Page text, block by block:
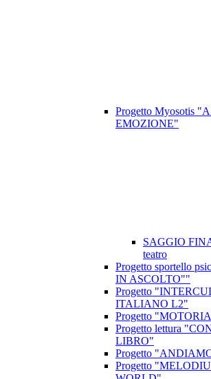
Progetto Myosotis
EMOZIONE"
SAGGIO
teatro
Progetto sportello
IN ASCOLTO""
Progetto
ITALIANO L2"
Progetto
Progetto lettura
LIBRO"
Progetto
Progetto